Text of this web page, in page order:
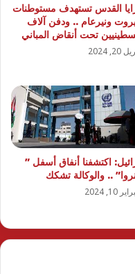
القدس تستهدف مستوطنات
ونيرعام .. ودفن آلاف
تحت أنقاض المباني
2024
اكتشفنا أنفاق أسفل ”
.. والوكالة تشكك
10, 2024